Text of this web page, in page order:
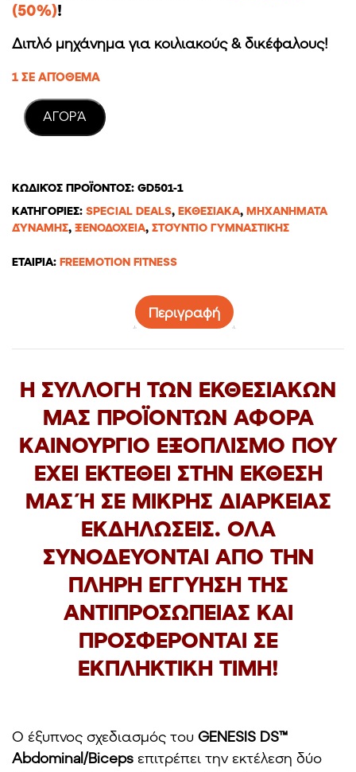
(50%)!
Διπλό μηχάνημα για κοιλιακούς & δικέφαλους!
1 ΣΕ ΑΠΌΘΕΜΑ
AΓΟΡΆ
ΚΩΔΙΚΌΣ ΠΡΟΪΌΝΤΟΣ: GD501-1
ΚΑΤΗΓΟΡΊΕΣ: SPECIAL DEALS, ΕΚΘΕΣΙΑΚΑ, ΜΗΧΑΝΉΜΑΤΑ
ΔΎΝΑΜΗΣ, ΞΕΝΟΔΟΧΕΊΑ, ΣΤΟΎΝΤΙΟ ΓΥΜΝΑΣΤΙΚΉΣ
ΕΤΑΙΡΊΑ: FREEMOTION FITNESS
Περιγραφή
Η ΣΥΛΛΟΓΗ ΤΩΝ ΕΚΘΕΣΙΑΚΩΝ
ΜΑΣ ΠΡΟΪΟΝΤΩΝ ΑΦΟΡΑ
ΚΑΙΝΟΥΡΓΙΟ ΕΞΟΠΛΙΣΜΟ ΠΟΥ
ΕΧΕΙ ΕΚΤΕΘΕΙ ΣΤΗΝ ΕΚΘΕΣΗ
ΜΑΣ Ή ΣΕ ΜΙΚΡΗΣ ΔΙΑΡΚΕΙΑΣ
ΕΚΔΗΛΩΣΕΙΣ. ΟΛΑ
ΣΥΝΟΔΕΥΟΝΤΑΙ ΑΠΟ ΤΗΝ
ΠΛΗΡΗ ΕΓΓΥΗΣΗ ΤΗΣ
ΑΝΤΙΠΡΟΣΩΠΕΙΑΣ ΚΑΙ
ΠΡΟΣΦΕΡΟΝΤΑΙ ΣΕ
ΕΚΠΛΗΚΤΙΚΗ ΤΙΜΗ!
Ο έξυπνος σχεδιασμός του GENESIS DS™
Abdominal/Biceps επιτρέπει την εκτέλεση δύο